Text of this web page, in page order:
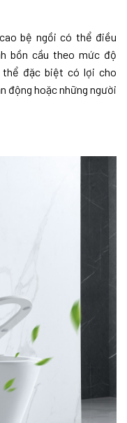
bệ ngồi có thể điều
bồn cầu theo mức độ
thể đặc biệt có lợi cho
động hoặc những người